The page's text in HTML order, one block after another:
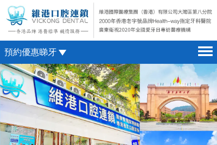
預約優惠睇牙
首頁 home page
醫院簡介 hospital introduction
醫生介紹 doctor introduction
醫療新聞 medical news
澳門電話預約
微信預約
WhatsApp預約